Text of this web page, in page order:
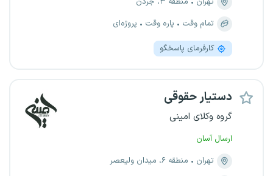
تمام وقت
پاره وقت پروژه‌ای
کارفرمای پاسخگو
دستیار حقوقی
گروه وکلای امینی
ارسال آسان
تهران
منطقه ۶، میدان ولیعصر